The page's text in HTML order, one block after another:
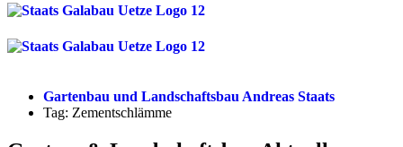
Gartenbau und Landschaftsbau Andreas Staats
Tag: Zementschlämme